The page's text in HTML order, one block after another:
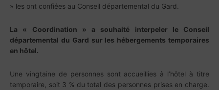
» les ont confiées au Conseil départemental du Gard.
La « Coordination » a souhaité interpeler le Conseil
départemental du Gard sur les hébergements temporaires
en hôtel.
Une vingtaine de personnes sont accueillies à l’hôtel à titre
temporaire, soit 3 % du total des personnes prises en charge.